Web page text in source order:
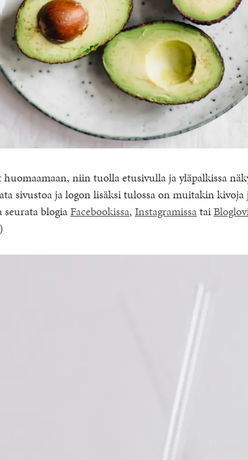
niin tuolla etusivulla ja yläpalkissa
sivustoa ja logon lisäksi tulossa on muitakin
seurata blogiaFacebookissa, Instagramissatai